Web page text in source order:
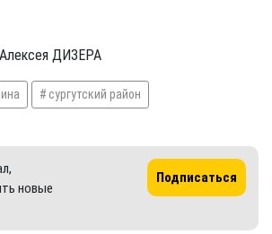
ДИЗЕРА
сургутский район
новые
Подписаться